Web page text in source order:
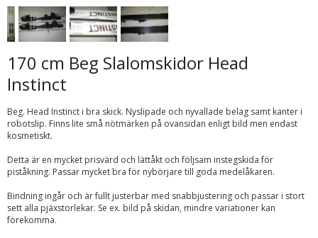
170 cm Beg Slalomskidor Head
Instinct
Beg. Head Instinct i bra skick. Nyslipade och nyvallade belag samt kanter i
robotslip. Finns lite små nötmärken på ovansidan enligt bild men endast
kosmetiskt.
Detta är en mycket prisvärd och lättåkt och följsam instegskida för
piståkning. Passar mycket bra för nybörjare till goda medelåkaren.
Bindning ingår och är fullt justerbar med snabbjustering och passar i stort
sett alla pjäxstorlekar. Se ex. bild på skidan, mindre variationer kan
förekomma.